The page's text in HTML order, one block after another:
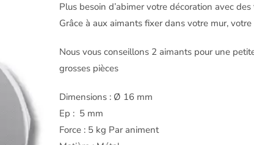
Plus besoin d’abimer votre décoration avec
Grâce à aux aimants fixer dans votre mur,
Nous vous conseillons 2 aimants pour une
grosses pièces
Dimensions : Ø 16 mm
Ep : 5 mm
Force : 5 kg Par animent